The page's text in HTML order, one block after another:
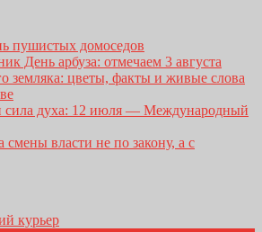
пушистых домоседов
День арбуза: отмечаем 3 августа
земляка: цветы, факты и живые слова
сила духа: 12 июля — Международный
власти не по закону, а с